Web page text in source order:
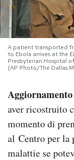
NEWSLETTER
I MIEI
SHOP
CALENDARIO
AREA
Area
A patient transported
to Ebola arrives at the
Presbyterian Hospital
(AP Photo/The Dallas
aver ricostruito
momento di
al Centro per la
malattie se